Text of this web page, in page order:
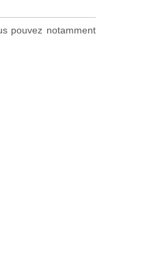
pouvez notamment